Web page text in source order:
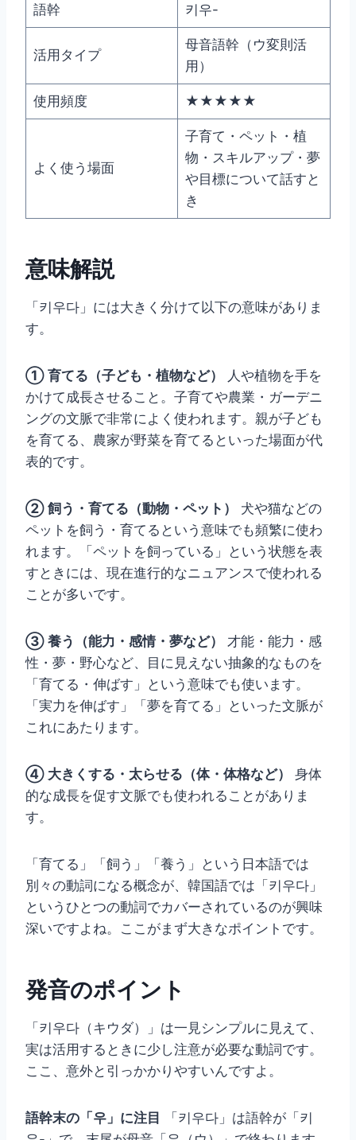
語幹 키우-
活用タイプ
母音語幹（ウ変則活
用）
使用頻度 ★★★★★
よく使う場面
子育て・ペット・植
物・スキルアップ・夢
や目標について話すと
き
意味解説
「키우다」には大きく分けて以下の意味がありま
す。
① 育てる（子ども・植物など）
人や植物を手を
かけて成長させること。子育てや農業・ガーデニ
ングの文脈で非常によく使われます。親が子ども
を育てる、農家が野菜を育てるといった場面が代
表的です。
② 飼う・育てる（動物・ペット）
犬や猫などの
ペットを飼う・育てるという意味でも頻繁に使わ
れます。「ペットを飼っている」という状態を表
すときには、現在進行的なニュアンスで使われる
ことが多いです。
③ 養う（能力・感情・夢など）
才能・能力・感
性・夢・野心など、目に見えない抽象的なものを
「育てる・伸ばす」という意味でも使います。
「実力を伸ばす」「夢を育てる」といった文脈が
これにあたります。
④ 大きくする・太らせる（体・体格など）
身体
的な成長を促す文脈でも使われることがありま
す。
「育てる」「飼う」「養う」という日本語では
別々の動詞になる概念が、韓国語では「키우다」
というひとつの動詞でカバーされているのが興味
深いですよね。ここがまず大きなポイントです。
発音のポイント
「키우다（キウダ）」は一見シンプルに見えて、
実は活用するときに少し注意が必要な動詞です。
ここ、意外と引っかかりやすいんですよ。
語幹末の「우」に注目 「키우다」は語幹が「키